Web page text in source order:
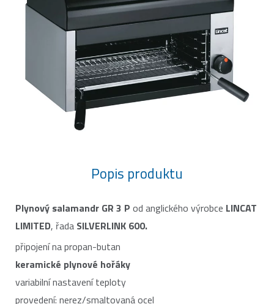
Popis produktu
Plynový salamandr GR 3 P od anglického výrobce LINCAT
LIMITED, řada SILVERLINK 600.
připojení na propan-butan
keramické plynové hořáky
variabilní nastavení teploty
provedení: nerez/smaltovaná ocel